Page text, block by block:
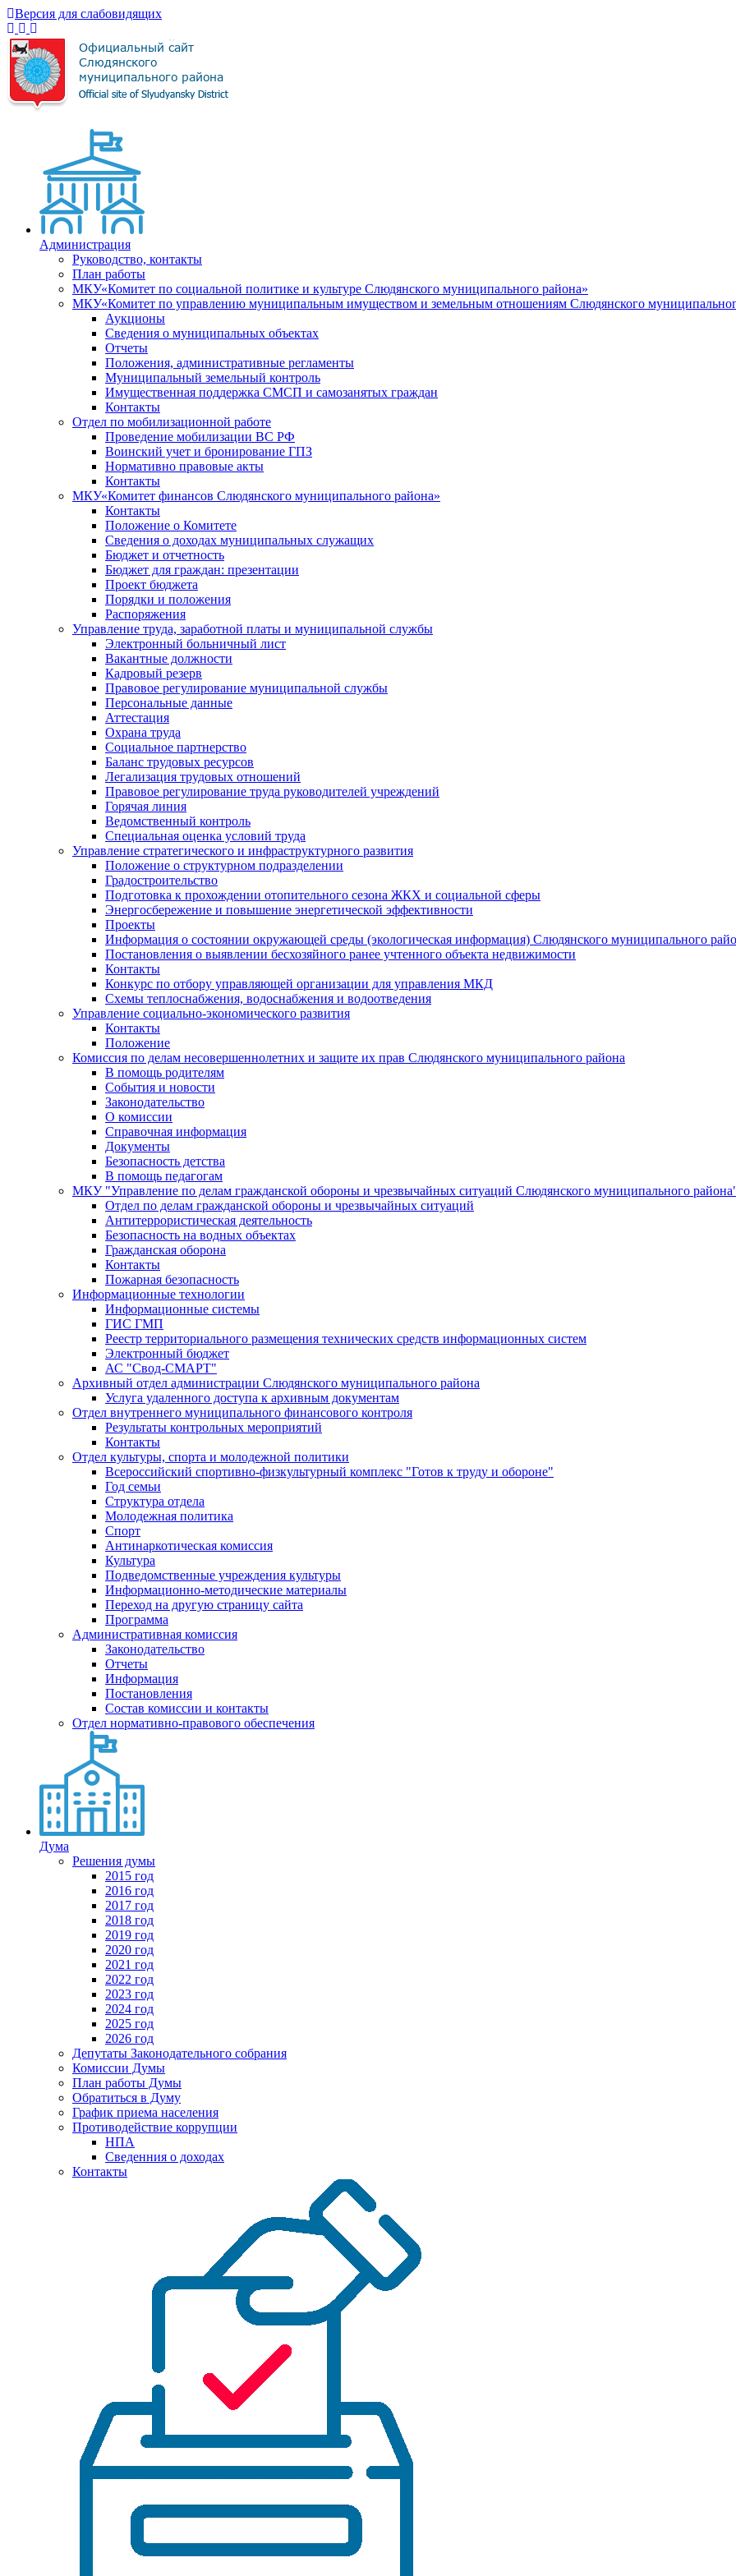
Версия для слабовидящих
Администрация
Руководство, контакты
План работы
МКУ«Комитет по социальной политике и культуре Слюдянского муниципального района»
МКУ«Комитет по управлению муниципальным имуществом и земельным отношениям Слюдянского
Аукционы
Сведения о муниципальных объектах
Отчеты
Положения, административные регламенты
Муниципальный земельный контроль
Имущественная поддержка СМСП и самозанятых граждан
Контакты
Отдел по мобилизационной работе
Проведение мобилизации ВС РФ
Воинский учет и бронирование ГПЗ
Нормативно правовые акты
Контакты
МКУ«Комитет финансов Слюдянского муниципального района»
Контакты
Положение о Комитете
Сведения о доходах муниципальных служащих
Бюджет и отчетность
Бюджет для граждан: презентации
Проект бюджета
Порядки и положения
Распоряжения
Управление труда, заработной платы и муниципальной службы
Электронный больничный лист
Вакантные должности
Кадровый резерв
Правовое регулирование муниципальной службы
Персональные данные
Аттестация
Охрана труда
Социальное партнерство
Баланс трудовых ресурсов
Легализация трудовых отношений
Правовое регулирование труда руководителей учреждений
Горячая линия
Ведомственный контроль
Специальная оценка условий труда
Управление стратегического и инфраструктурного развития
Положение о структурном подразделении
Градостроительство
Подготовка к прохождении отопительного сезона ЖКХ и социальной сферы
Энергосбережение и повышение энергетической эффективности
Проекты
Информация о состоянии окружающей среды (экологическая информация) Слюдянского муниципального
Постановления о выявлении бесхозяйного ранее учтенного объекта недвижимости
Контакты
Конкурс по отбору управляющей организации для управления МКД
Схемы теплоснабжения, водоснабжения и водоотведения
Управление социально-экономического развития
Контакты
Положение
Комиссия по делам несовершеннолетних и защите их прав Слюдянского муниципального района
В помощь родителям
События и новости
Законодательство
О комиссии
Справочная информация
Документы
Безопасность детства
В помощь педагогам
МКУ "Управление по делам гражданской обороны и чрезвычайных ситуаций Слюдянского муниципального
Отдел по делам гражданской обороны и чрезвычайных ситуаций
Антитеррористическая деятельность
Безопасность на водных объектах
Гражданская оборона
Контакты
Пожарная безопасность
Информационные технологии
Информационные системы
ГИС ГМП
Реестр территориального размещения технических средств информационных систем
Электронный бюджет
АС "Свод-СМАРТ"
Архивный отдел администрации Слюдянского муниципального района
Услуга удаленного доступа к архивным документам
Отдел внутреннего муниципального финансового контроля
Результаты контрольных мероприятий
Контакты
Отдел культуры, спорта и молодежной политики
Всероссийский спортивно-физкультурный комплекс "Готов к труду и обороне"
Год семьи
Структура отдела
Молодежная политика
Спорт
Антинаркотическая комиссия
Культура
Подведомственные учреждения культуры
Информационно-методические материалы
Переход на другую страницу сайта
Программа
Административная комиссия
Законодательство
Отчеты
Информация
Постановления
Состав комиссии и контакты
Отдел нормативно-правового обеспечения
Дума
Решения думы
2015 год
2016 год
2017 год
2018 год
2019 год
2020 год
2021 год
2022 год
2023 год
2024 год
2025 год
2026 год
Депутаты Законодательного собрания
Комиссии Думы
План работы Думы
Обратиться в Думу
График приема населения
Противодействие коррупции
НПА
Сведенния о доходах
Контакты